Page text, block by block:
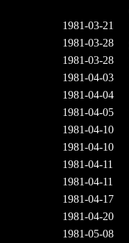
1981-03-21
1981-03-28
1981-03-28
1981-04-03
1981-04-04
1981-04-05
1981-04-10
1981-04-10
1981-04-11
1981-04-11
1981-04-17
1981-04-20
1981-05-08